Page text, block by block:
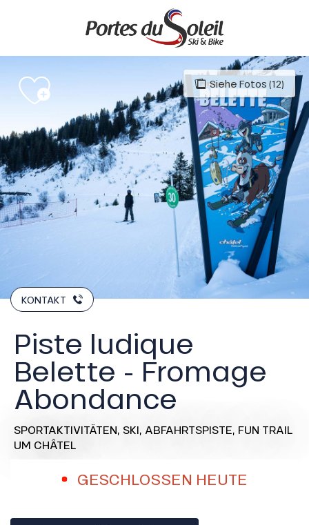
principal
Siehe Fotos (12)
KONTAKT
Piste ludique
Belette - Fromage
Abondance
SPORTAKTIVITÄTEN, SKI, ABFAHRTSPISTE, FUN TRAIL
UM CHÂTEL
GESCHLOSSEN HEUTE